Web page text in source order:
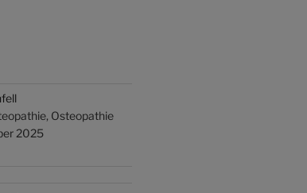
Osteopathie
2025